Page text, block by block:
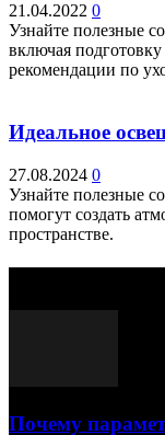
21.04.2022 0
Узнайте полезные
включая
рекомендации по
Идеальное
27.08.2024 0
Узнайте полезные
помогут создать
пространстве.
Почему